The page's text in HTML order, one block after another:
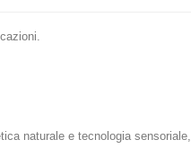
naturale e tecnologia sensoriale,